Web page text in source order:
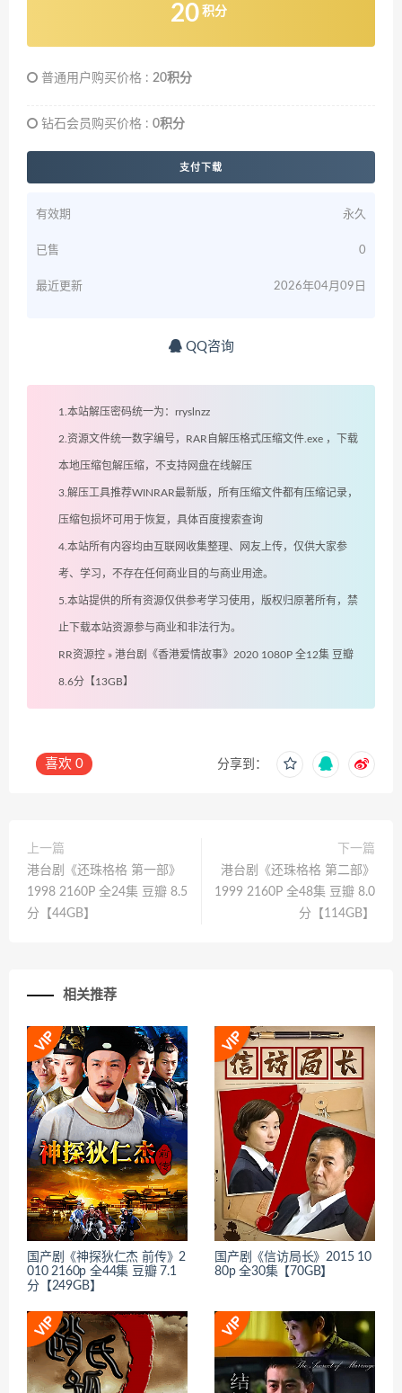
20 积分
普通用户购买价格 : 20积分
钻石会员购买价格 : 0积分
支付下载
有效期 永久
已售 0
最近更新 2026年04月09日
QQ咨询
1.本站解压密码统一为：rryslnzz
2.资源文件统一数字编号，RAR自解压格式压缩文件.exe ，下载
本地压缩包解压缩，不支持网盘在线解压
3.解压工具推荐WINRAR最新版，所有压缩文件都有压缩记录，
压缩包损坏可用于恢复，具体百度搜索查询
4.本站所有内容均由互联网收集整理、网友上传，仅供大家参
考、学习，不存在任何商业目的与商业用途。
5.本站提供的所有资源仅供参考学习使用，版权归原著所有，禁
止下载本站资源参与商业和非法行为。
RR资源控 » 港台剧《香港爱情故事》2020 1080P 全12集 豆瓣
8.6分【13GB】
喜欢 0 分享到：
上一篇
港台剧《还珠格格 第一部》
1998 2160P 全24集 豆瓣 8.5
分【44GB】
下一篇
港台剧《还珠格格 第二部》
1999 2160P 全48集 豆瓣 8.0
分【114GB】
相关推荐
国产剧《神探狄仁杰 前传》2
010 2160p 全44集 豆瓣 7.1
分【249GB】
国产剧《信访局长》2015 10
80p 全30集【70GB】